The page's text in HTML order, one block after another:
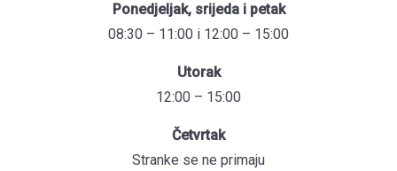
Ponedjeljak, srijeda i petak
08:30 – 11:00 i 12:00 – 15:00
Utorak
12:00 – 15:00
Četvrtak
Stranke se ne primaju